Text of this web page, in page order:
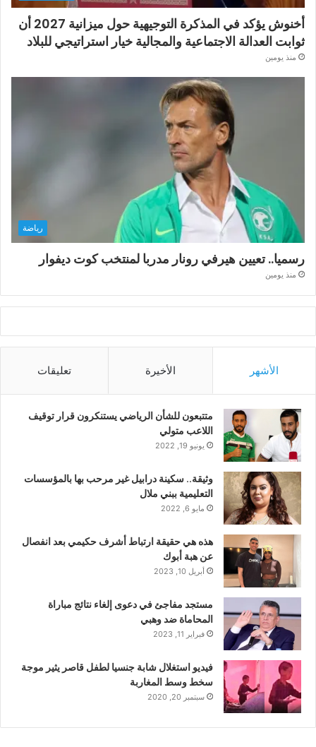
أخنوش يؤكد في المذكرة التوجيهية حول ميزانية 2027 أن
ثوابت العدالة الاجتماعية والمجالية خيار استراتيجي للبلاد
منذ يومين
رياضة
رسميا.. تعيين هيرفي رونار مدربا لمنتخب كوت ديفوار
منذ يومين
الأشهر الأخيرة تعليقات
متتبعون للشأن الرياضي يستنكرون قرار توقيف
اللاعب متولي
يونيو 19, 2022
وثيقة.. سكينة درابيل غير مرحب بها بالمؤسسات
التعليمية ببني ملال
مايو 6, 2022
هذه هي حقيقة ارتباط أشرف حكيمي بعد انفصال
عن هبة أبوك
أبريل 10, 2023
مستجد مفاجئ في دعوى إلغاء نتائج مباراة
المحاماة ضد وهبي
فبراير 11, 2023
فيديو استغلال شابة جنسيا لطفل قاصر يثير موجة
سخط وسط المغاربة
سبتمبر 20, 2020